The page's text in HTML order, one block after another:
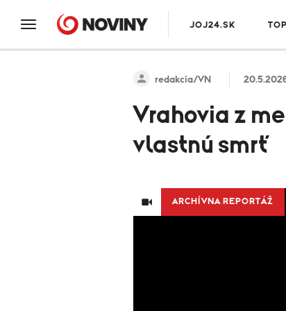
JOJ24.SK
redakcia/VN
Vrahovia z
vlastnú smrť
ARCHÍVNA REPORTÁŽ